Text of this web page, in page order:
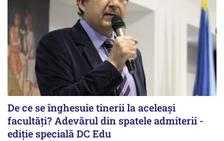
De ce se înghesuie tinerii la aceleași
facultăți? Adevărul din spatele admiterii -
ediție specială DC Edu